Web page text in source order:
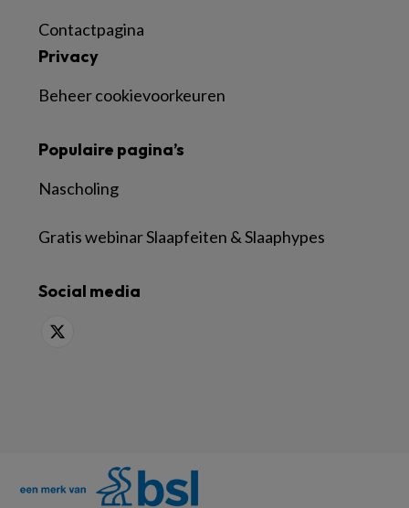
Contactpagina
Privacy
Beheer cookievoorkeuren
Populaire pagina’s
Nascholing
Gratis webinar Slaapfeiten & Slaaphypes
Social media